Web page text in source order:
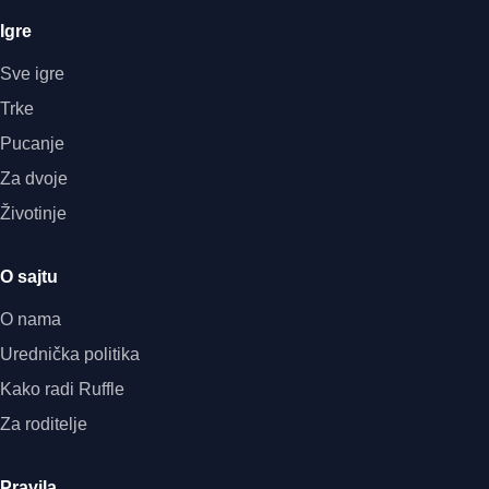
Igre
Sve igre
Trke
Pucanje
Za dvoje
Životinje
O sajtu
O nama
Urednička politika
Kako radi Ruffle
Za roditelje